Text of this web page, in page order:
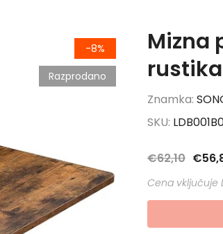
-8%
Razprodano
Mizna
Znamka:
SKU:
€62,10